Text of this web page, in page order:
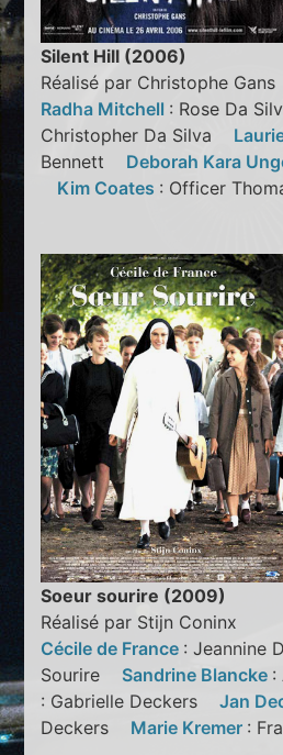
Silent Hill (2006)
Réalisé par Christophe Gans
Radha Mitchell : Rose Da
Christopher Da Silva
Bennett Deborah Kara
Kim Coates : Officer
Soeur sourire (2009)
Réalisé par Stijn Coninx
Cécile de France : Jeannine
Sourire Sandrine Blancke
: Gabrielle DeckersJan
Deckers Marie Kremer :